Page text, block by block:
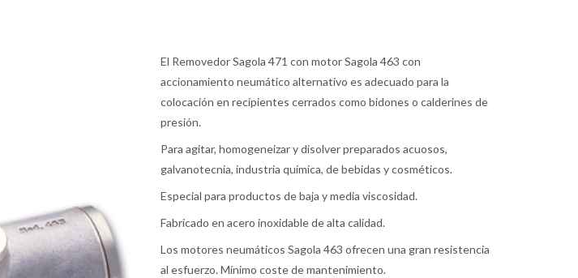
El Removedor Sagola 471 con motor Sagola 463 con
accionamiento neumático alternativo es adecuado para la
colocación en recipientes cerrados como bidones o calderines de
presión.
Para agitar, homogeneizar y disolver preparados acuosos,
galvanotecnia, industria química, de bebidas y cosméticos.
Especial para productos de baja y media viscosidad.
Fabricado en acero inoxidable de alta calidad.
Los motores neumáticos Sagola 463 ofrecen una gran resistencia
al esfuerzo. Mínimo coste de mantenimiento.